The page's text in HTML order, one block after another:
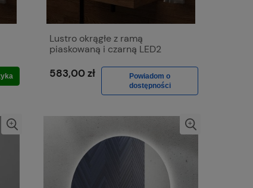
Lustro okrągłe z ramą
piaskowaną i czarną LED2
583,00 zł
Powiadom o
dostępności